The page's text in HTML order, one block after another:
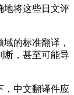
地将这些日文评
的标准翻译，
断，甚至可能导
，中文翻译件应